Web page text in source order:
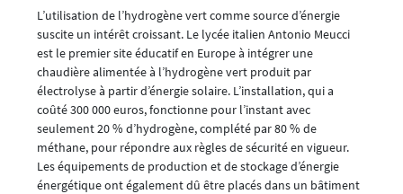
L’utilisation de l’hydrogène vert comme source d’énergie
suscite un intérêt croissant. Le lycée italien Antonio Meucci
est le premier site éducatif en Europe à intégrer une
chaudière alimentée à l’hydrogène vert produit par
électrolyse à partir d’énergie solaire. L’installation, qui a
coûté 300 000 euros, fonctionne pour l’instant avec
seulement 20 % d’hydrogène, complété par 80 % de
méthane, pour répondre aux règles de sécurité en vigueur.
Les équipements de production et de stockage d’énergie
énergétique ont également dû être placés dans un bâtiment